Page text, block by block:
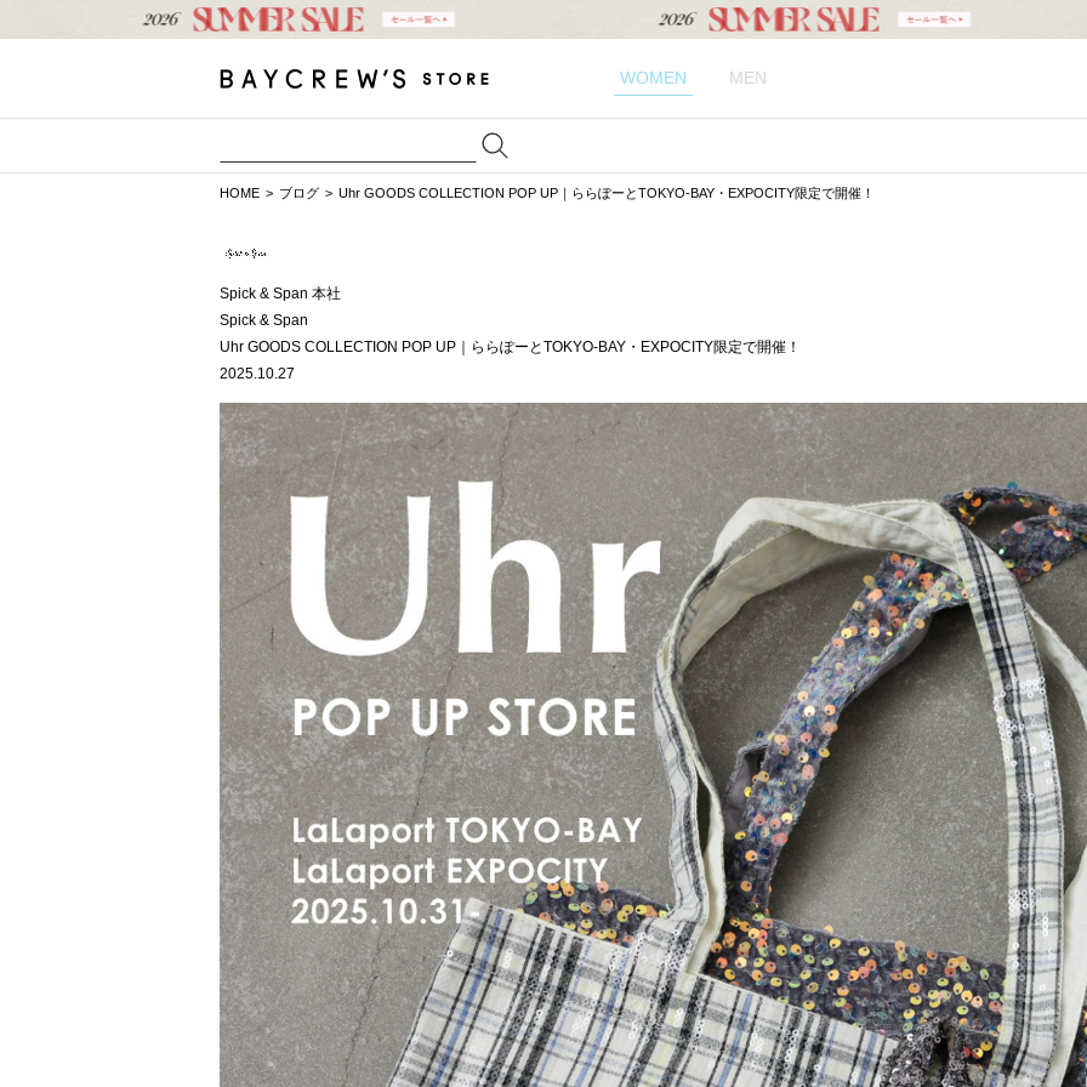
WOMEN MEN
HOME ブログ Uhr GOODS COLLECTION POP UP｜ららぽーとTOKYO-BAY・EXPOCITY限定で開催！
Spick & Span 本社
Spick & Span
Uhr GOODS COLLECTION POP UP｜ららぽーとTOKYO-BAY・EXPOCITY限定で開催！
2025.10.27